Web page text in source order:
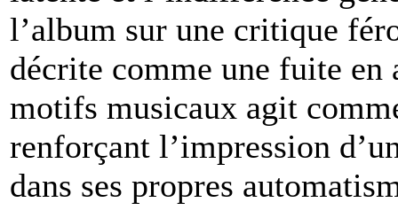
l’album sur une critique
décrite comme une fuite
motifs musicaux agit
renforçant l’impression
dans ses propres